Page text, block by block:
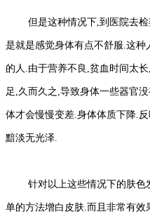
但是这种情况下,到医院去检
是就是感觉身体有点不舒服.这
的人.由于营养不良,贫血时间太
足,久而久之,导致身体一些器官
体才会慢慢变差.身体体质下降.
黯淡无光泽.
针对以上这些情况下的肤色
单的方法增白皮肤.而且非常有效